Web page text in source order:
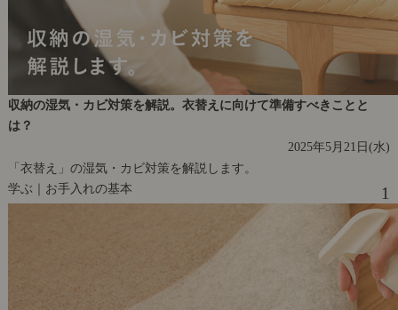
収納の湿気・カビ対策を解説。衣替えに向けて準備すべきことと
は？
2025年5月21日(水)
「衣替え」の湿気・カビ対策を解説します。
学ぶ｜お手入れの基本
1